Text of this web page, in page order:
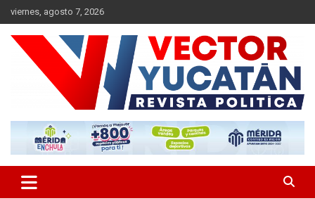
Saltar
al
contenido
viernes, agosto 7, 2026
Vector Yucatán